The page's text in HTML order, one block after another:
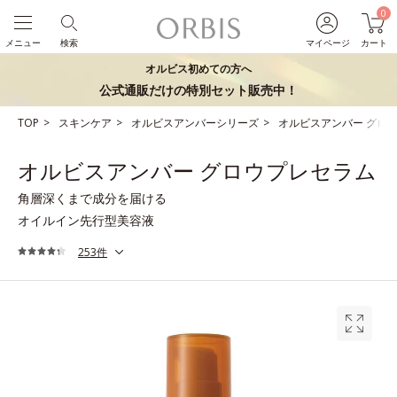
マイページ
0
カート
検索
メニュー
オルビス初めての方へ
公式通販だけの特別セット販売中！
TOP スキンケア オルビスアンバーシリーズ オルビスアンバー グロ
オルビスアンバー グロウプレセラム
角層深くまで成分を届ける
オイルイン先行型美容液
253件